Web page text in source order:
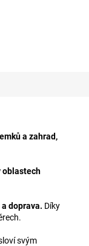
a zahrad,
oblastech
doprava. Díky
svým